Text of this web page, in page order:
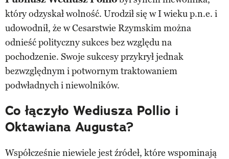
który odzyskał wolność. Urodził się w I wieku p.n.e. i
udowodnił, że w Cesarstwie Rzymskim można
odnieść polityczny sukces bez względu na
pochodzenie. Swoje sukcesy przykrył jednak
bezwzględnym i potwornym traktowaniem
podwładnych i niewolników.
Co łączyło Wediusza Pollio i
Oktawiana Augusta?
Współcześnie niewiele jest źródeł, które wspominają